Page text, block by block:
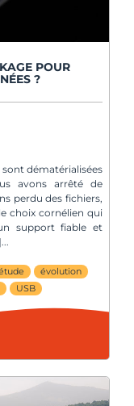
POUR
?
dématérialisées
avons arrêté de
perdu des fichiers,
choix cornélien qui
support fiable et
évolution
USB